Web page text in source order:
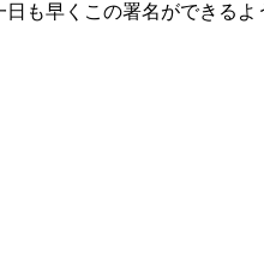
早くこの署名ができる